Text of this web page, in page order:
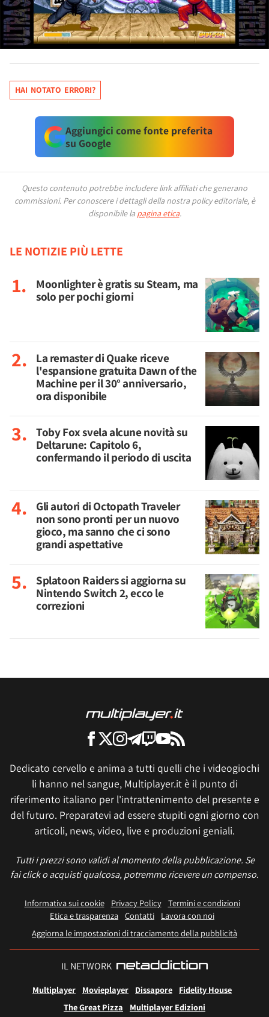
HAI NOTATO ERRORI?
Aggiungici come fonte preferita
su Google
Questo contenuto potrebbe includere link affiliati che generano
commissioni. Per conoscere i dettagli della nostra policy editoriale, è
disponibile la pagina etica.
LE NOTIZIE PIÙ LETTE
Moonlighter è gratis su Steam, ma
solo per pochi giorni
La remaster di Quake riceve
l'espansione gratuita Dawn of the
Machine per il 30° anniversario,
ora disponibile
Toby Fox svela alcune novità su
Deltarune: Capitolo 6,
confermando il periodo di uscita
Gli autori di Octopath Traveler
non sono pronti per un nuovo
gioco, ma sanno che ci sono
grandi aspettative
Splatoon Raiders si aggiorna su
Nintendo Switch 2, ecco le
correzioni
Dedicato cervello e anima a tutti quelli che i videogiochi
li hanno nel sangue, Multiplayer.it è il punto di
riferimento italiano per l'intrattenimento del presente e
del futuro. Preparatevi ad essere stupiti ogni giorno con
articoli, news, video, live e produzioni geniali.
Tutti i prezzi sono validi al momento della pubblicazione. Se
fai click o acquisti qualcosa, potremmo ricevere un compenso.
Informativa sui cookie Privacy Policy
Termini e condizioni
Etica e trasparenza Contatti
Lavora con noi
Aggiorna le impostazioni di tracciamento della pubblicità
IL NETWORK
Multiplayer Movieplayer Dissapore
Fidelity House
The Great Pizza
Multiplayer Edizioni